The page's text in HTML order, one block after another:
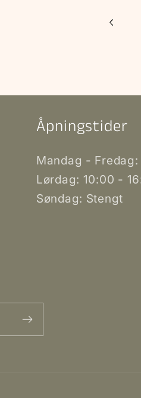
Åpningstider
Mandag -
Lørdag: 10:00 -
Søndag: Stengt